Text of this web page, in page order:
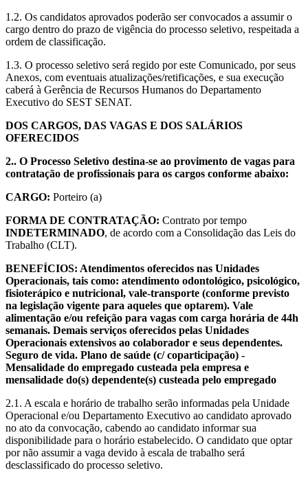
1.2. Os candidatos aprovados poderão ser convocados a assumir o
cargo dentro do prazo de vigência do processo seletivo, respeitada a
ordem de classificação.
1.3. O processo seletivo será regido por este Comunicado, por seus
Anexos, com eventuais atualizações/retificações, e sua execução
caberá à Gerência de Recursos Humanos do Departamento
Executivo do SEST SENAT.
DOS CARGOS, DAS VAGAS E DOS SALÁRIOS
OFERECIDOS
2.. O Processo Seletivo destina-se ao provimento de vagas para
contratação de profissionais para os cargos conforme abaixo:
CARGO: Porteiro (a)
FORMA DE CONTRATAÇÃO: Contrato por tempo
INDETERMINADO, de acordo com a Consolidação das Leis do
Trabalho (CLT).
BENEFÍCIOS: Atendimentos oferecidos nas Unidades
Operacionais, tais como: atendimento odontológico, psicológico,
fisioterápico e nutricional, vale-transporte (conforme previsto
na legislação vigente para aqueles que optarem). Vale
alimentação e/ou refeição para vagas com carga horária de 44h
semanais. Demais serviços oferecidos pelas Unidades
Operacionais extensivos ao colaborador e seus dependentes.
Seguro de vida. Plano de saúde (c/ coparticipação) -
Mensalidade do empregado custeada pela empresa e
mensalidade do(s) dependente(s) custeada pelo empregado
2.1. A escala e horário de trabalho serão informadas pela Unidade
Operacional e/ou Departamento Executivo ao candidato aprovado
no ato da convocação, cabendo ao candidato informar sua
disponibilidade para o horário estabelecido. O candidato que optar
por não assumir a vaga devido à escala de trabalho será
desclassificado do processo seletivo.